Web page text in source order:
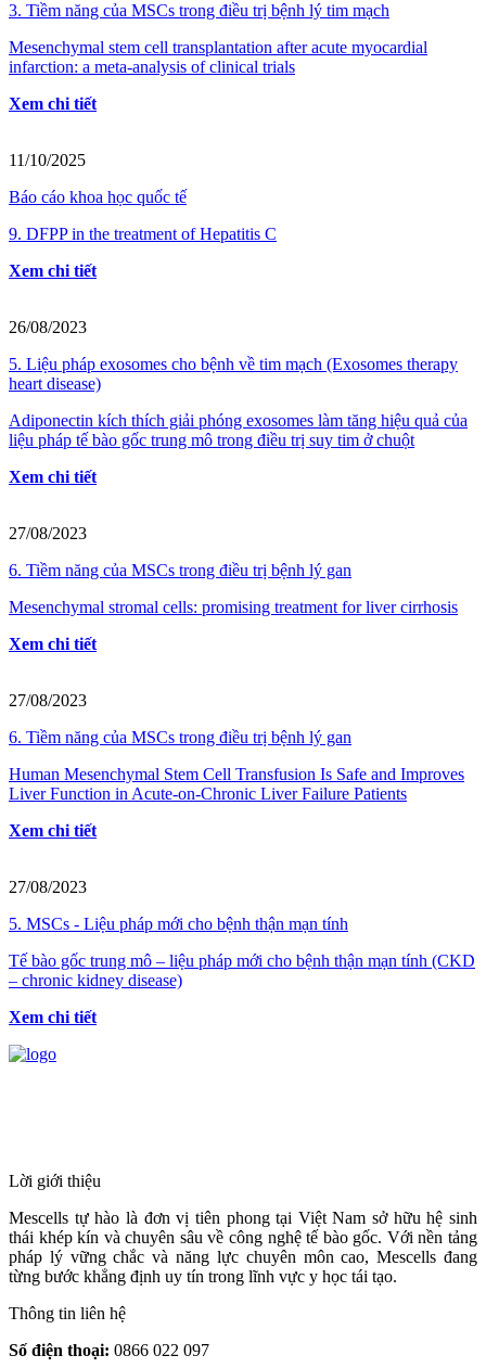
3. Tiềm năng của MSCs trong điều trị bệnh lý tim mạch
Mesenchymal stem cell transplantation after acute myocardial
infarction: a meta-analysis of clinical trials
Xem chi tiết
11/10/2025
Báo cáo khoa học quốc tế
9. DFPP in the treatment of Hepatitis C
Xem chi tiết
26/08/2023
5. Liệu pháp exosomes cho bệnh về tim mạch (Exosomes therapy
heart disease)
Adiponectin kích thích giải phóng exosomes làm tăng hiệu quả của
liệu pháp tế bào gốc trung mô trong điều trị suy tim ở chuột
Xem chi tiết
27/08/2023
6. Tiềm năng của MSCs trong điều trị bệnh lý gan
Mesenchymal stromal cells: promising treatment for liver cirrhosis
Xem chi tiết
27/08/2023
6. Tiềm năng của MSCs trong điều trị bệnh lý gan
Human Mesenchymal Stem Cell Transfusion Is Safe and Improves
Liver Function in Acute-on-Chronic Liver Failure Patients
Xem chi tiết
27/08/2023
5. MSCs - Liệu pháp mới cho bệnh thận mạn tính
Tế bào gốc trung mô – liệu pháp mới cho bệnh thận mạn tính (CKD
– chronic kidney disease)
Xem chi tiết
Lời giới thiệu
Mescells tự hào là đơn vị tiên phong tại Việt Nam sở hữu hệ sinh
thái khép kín và chuyên sâu về công nghệ tế bào gốc. Với nền tảng
pháp lý vững chắc và năng lực chuyên môn cao, Mescells đang
từng bước khẳng định uy tín trong lĩnh vực y học tái tạo.
Thông tin liên hệ
Số điện thoại: 0866 022 097